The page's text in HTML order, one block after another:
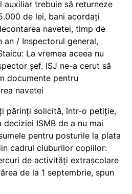
auxiliar trebuie să returneze
de lei, bani acordați
navetei, timp de
an / Inspectorul general,
La vremea aceea nu
șef. ISJ ne-a cerut să
documente pentru
navetei
părinți solicită, într-o petiție,
deciziei ISMB de a nu mai
pentru posturile la plata
cadrul cluburilor copiilor:
de activități extrașcolare
de la 1 septembrie, spun